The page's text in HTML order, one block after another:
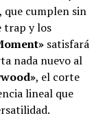
, que cumplen sin
trap y los
satisfará
nada nuevo al
, el corte
lineal que